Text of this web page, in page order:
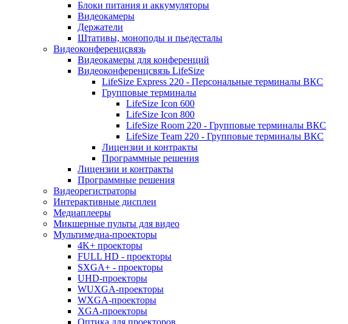
Блоки питания и аккумуляторы
Видеокамеры
Держатели
Штативы, моноподы и пьедесталы
Видеоконференцсвязь
Видеокамеры для конференций
Видеоконференцсвязь LifeSize
LifeSize Express 220 - Персональные терминалы ВКС
Групповые терминалы
LifeSize Icon 600
LifeSize Icon 800
LifeSize Room 220 - Групповые терминалы ВКС
LifeSize Team 220 - Групповые терминалы ВКС
Лицензии и контракты
Программные решения
Лицензии и контракты
Программные решения
Видеорегистраторы
Интерактивные дисплеи
Медиаплееры
Микшерные пульты для видео
Мультимедиа-проекторы
4K+ проекторы
FULL HD - проекторы
SXGA+ - проекторы
UHD-проекторы
WUXGA-проекторы
WXGA-проекторы
XGA-проекторы
Оптика для проекторов